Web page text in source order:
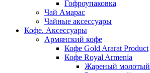
Гофроупаковка
Чай Амарас
Чайные аксессуары
Кофе. Аксессуары
Армянский кофе
Кофе Gold Ararat Product
Кофе Royal Armenia
Жареный молотый